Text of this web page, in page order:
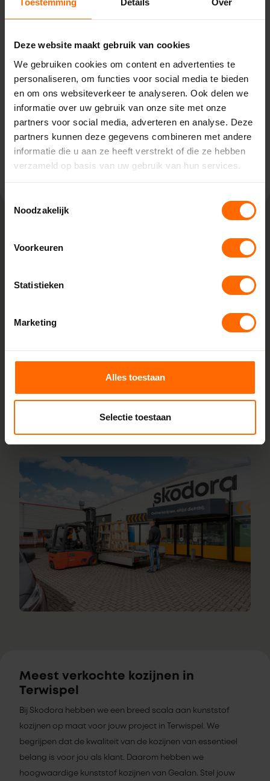
Toestemming Details Over
Deze website maakt gebruik van cookies
We gebruiken cookies om content en advertenties te
personaliseren, om functies voor social media te bieden
en om ons websiteverkeer te analyseren. Ook delen we
informatie over uw gebruik van onze site met onze
partners voor social media, adverteren en analyse. Deze
partners kunnen deze gegevens combineren met andere
informatie die u aan ze heeft verstrekt of die ze hebben
verzameld op basis van uw gebruik van hun services.
Noodzakelijk
Voorkeuren
Statistieken
Marketing
Alles toestaan
Selectie toestaan
Pick-up point
Venekoterweg 19,
Selecteren als mijn vestiging
Lokaal geproduceerd in onze eigen
Bij Skodora bestel je kunststof kozijnen rechtstreeks bij de
bron, zonder tussenhandelaren. Met onze fabrieken in
korte productietijden en topkwaliteit. Wij maken kunststof
online en wij leveren ze vanaf vijf werkdagen af bij een van
staat altijd voor je klaar.
Meest verkochte kozijnen in
Terwispel
Bij Skodora hebben we een breed scala aan kunststof
kozijnen op maat voor jouw project in Terwispel. We
begrijpen dat de kwaliteit van de kozijnen van essentieel
belang is voor jou als klant. Daarom hebben we
hoogwaardige kunststof kozijnen van Gealan. Stel jouw